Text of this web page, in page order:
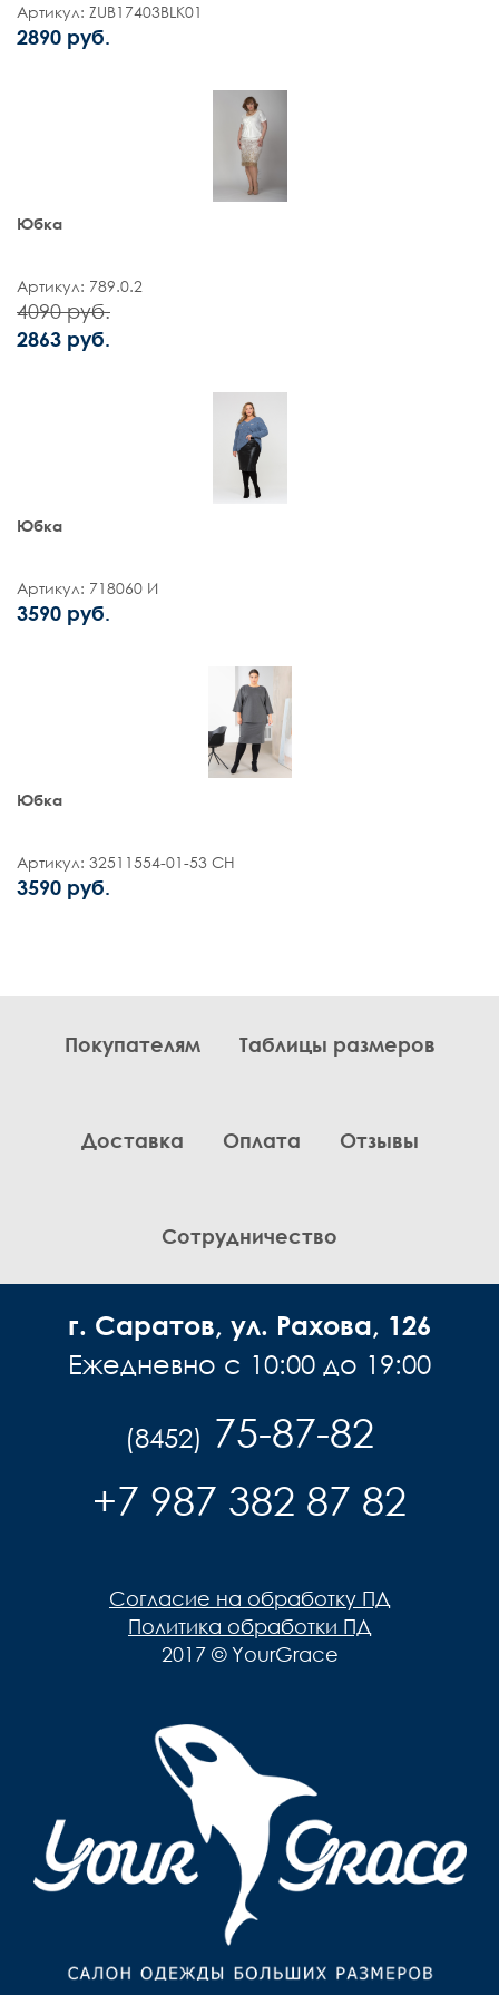
Артикул: ZUB17403BLK01
2890 руб.
Юбка
Артикул: 789.0.2
4090 руб.
2863 руб.
Юбка
Артикул: 718060 И
3590 руб.
Юбка
Артикул: 32511554-01-53 СН
3590 руб.
Покупателям Таблицы размеров
Доставка Оплата Отзывы
Сотрудничество
г. Саратов, ул. Рахова, 126
Ежедневно с 10:00 до 19:00
(8452) 75-87-82
+7 987 382 87 82
Согласие на обработку ПД
Политика обработки ПД
2017 © YourGrace